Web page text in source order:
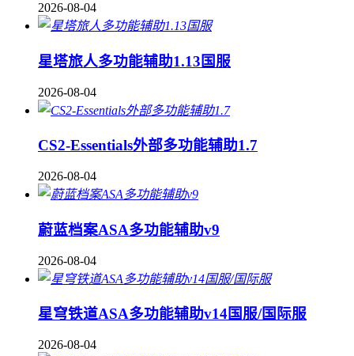
2026-08-04
星塔旅人多功能辅助1.13国服
2026-08-04
CS2-Essentials外部多功能辅助1.7
2026-08-04
蔚蓝档案ASA多功能辅助v9
2026-08-04
星穹铁道ASA多功能辅助v14国服/国际服
2026-08-04